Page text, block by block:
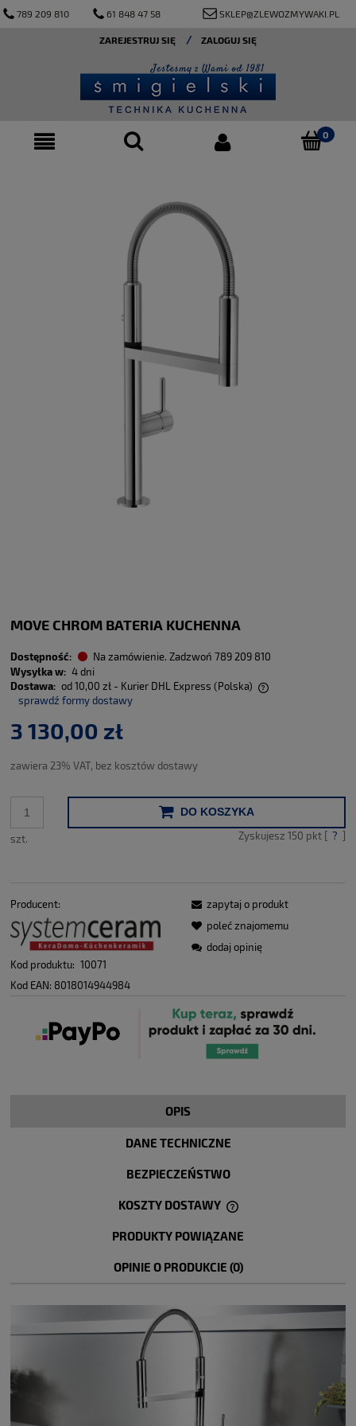
789 209 810 61 848 47 58 SKLEP@ZLEWOZMYWAKI.PL
ZAREJESTRUJ SIĘ ZALOGUJ SIĘ
MOVE CHROM BATERIA KUCHENNA
Dostępność: Na zamówienie. Zadzwoń 789 209 810
Wysyłka w: 4 dni
Dostawa: od 10,00 zł - Kurier DHL Express (Polska)
Cena nie zawiera ewentualnych kosztów płatności
sprawdź formy dostawy
3 130,00 zł
zawiera 23% VAT, bez kosztów dostawy
szt.
DO KOSZYKA
Zyskujesz 150 pkt [ ? ]
Producent:
Kod produktu: 10071
Kod EAN: 8018014944984
zapytaj o produkt
poleć znajomemu
dodaj opinię
OPIS
DANE TECHNICZNE
BEZPIECZEŃSTWO
KOSZTY DOSTAWY
CENA NIE ZAWIERA EWENTUALNYCH KOSZTÓW PŁATNOŚCI
PRODUKTY POWIĄZANE
OPINIE O PRODUKCIE (0)